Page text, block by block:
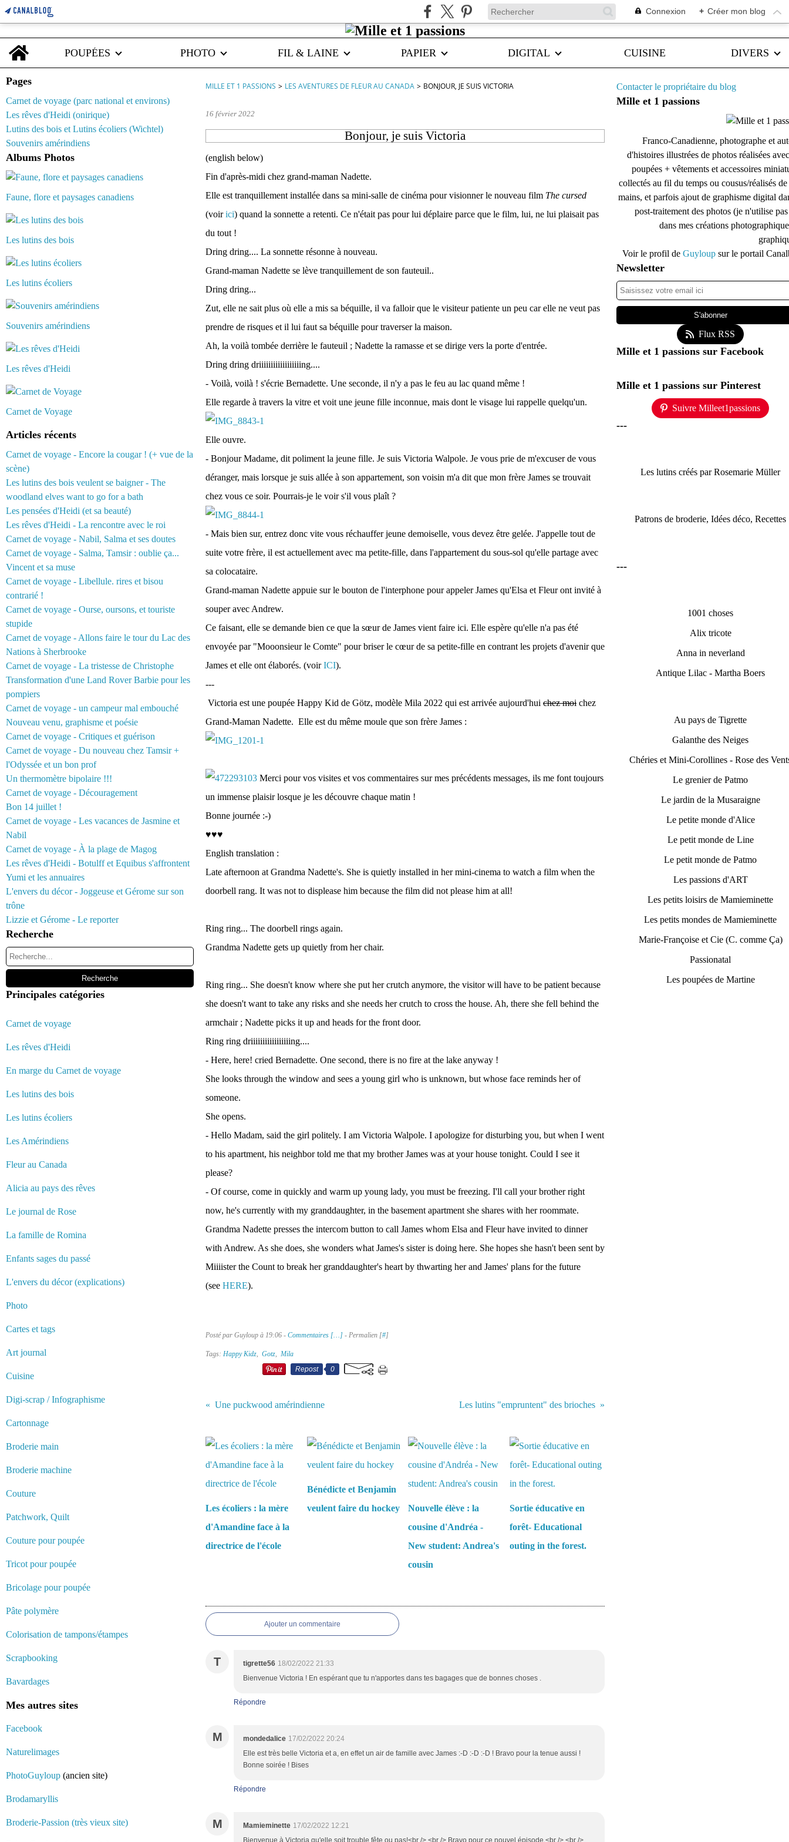
Connexion + Créer mon blog
Home
POUPÉES
PHOTO FIL & LAINE PAPIER DIGITAL CUISINE DIVERS
Pages
Carnet de voyage (parc national et environs)
Les rêves d'Heidi (onirique)
Lutins des bois et Lutins écoliers (Wichtel)
Souvenirs amérindiens
Albums Photos
Faune, flore et paysages canadiens
Les lutins des bois
Les lutins écoliers
Souvenirs amérindiens
Les rêves d'Heidi
Carnet de Voyage
Articles récents
Carnet de voyage - Encore la cougar ! (+ vue de la
scène)
Les lutins des bois veulent se baigner - The
woodland elves want to go for a bath
Les pensées d'Heidi (et sa beauté)
Les rêves d'Heidi - La rencontre avec le roi
Carnet de voyage - Nabil, Salma et ses doutes
Carnet de voyage - Salma, Tamsir : oublie ça...
Vincent et sa muse
Carnet de voyage - Libellule. rires et bisou
contrarié !
Carnet de voyage - Ourse, oursons, et touriste
stupide
Carnet de voyage - Allons faire le tour du Lac des
Nations à Sherbrooke
Carnet de voyage - La tristesse de Christophe
Transformation d'une Land Rover Barbie pour les
pompiers
Carnet de voyage - un campeur mal embouché
Nouveau venu, graphisme et poésie
Carnet de voyage - Critiques et guérison
Carnet de voyage - Du nouveau chez Tamsir +
l'Odyssée et un bon prof
Un thermomètre bipolaire !!!
Carnet de voyage - Découragement
Bon 14 juillet !
Carnet de voyage - Les vacances de Jasmine et
Nabil
Carnet de voyage - À la plage de Magog
Les rêves d'Heidi - Botulff et Equibus s'affrontent
Yumi et les annuaires
L'envers du décor - Joggeuse et Gérome sur son
trône
Lizzie et Gérome - Le reporter
Recherche
Principales catégories
Carnet de voyage
Les rêves d'Heidi
En marge du Carnet de voyage
Les lutins des bois
Les lutins écoliers
Les Amérindiens
Fleur au Canada
Alicia au pays des rêves
Le journal de Rose
La famille de Romina
Enfants sages du passé
L'envers du décor (explications)
Photo
Cartes et tags
Art journal
Cuisine
Digi-scrap / Infographisme
Cartonnage
Broderie main
Broderie machine
Couture
Patchwork, Quilt
Couture pour poupée
Tricot pour poupée
Bricolage pour poupée
Pâte polymère
Colorisation de tampons/étampes
Scrapbooking
Bavardages
Mes autres sites
Facebook
Naturelimages
PhotoGuyloup (ancien site)
Brodamaryllis
Broderie-Passion (très vieux site)
MILLE ET 1 PASSIONS > LES AVENTURES DE FLEUR AU CANADA > BONJOUR, JE SUIS VICTORIA
16 février 2022
Bonjour, je suis Victoria
(english below)
Fin d'après-midi chez grand-maman Nadette.
Elle est tranquillement installée dans sa mini-salle de cinéma pour visionner le nouveau film The cursed
(voirici) quand la sonnette a retenti. Ce n'était pas pour lui déplaire parce que le film, lui, ne lui plaisait pas
du tout !
Dring dring.... La sonnette résonne à nouveau.
Grand-maman Nadette se lève tranquillement de son fauteuil..
Dring dring...
Zut, elle ne sait plus où elle a mis sa béquille, il va falloir que le visiteur patiente un peu car elle ne veut pas
prendre de risques et il lui faut sa béquille pour traverser la maison.
Ah, la voilà tombée derrière le fauteuil ; Nadette la ramasse et se dirige vers la porte d'entrée.
Dring dring driiiiiiiiiiiiiiiiiing....
- Voilà, voilà ! s'écrie Bernadette. Une seconde, il n'y a pas le feu au lac quand même !
Elle regarde à travers la vitre et voit une jeune fille inconnue, mais dont le visage lui rappelle quelqu'un.
Elle ouvre.
- Bonjour Madame, dit poliment la jeune fille. Je suis Victoria Walpole. Je vous prie de m'excuser de vous
déranger, mais lorsque je suis allée à son appartement, son voisin m'a dit que mon frère James se trouvait
chez vous ce soir. Pourrais-je le voir s'il vous plaît ?
- Mais bien sur, entrez donc vite vous réchauffer jeune demoiselle, vous devez être gelée. J'appelle tout de
suite votre frère, il est actuellement avec ma petite-fille, dans l'appartement du sous-sol qu'elle partage avec
sa colocataire.
Grand-maman Nadette appuie sur le bouton de l'interphone pour appeler James qu'Elsa et Fleur ont invité à
souper avec Andrew.
Ce faisant, elle se demande bien ce que la sœur de James vient faire ici. Elle espère qu'elle n'a pas été
envoyée par "Mooonsieur le Comte" pour briser le cœur de sa petite-fille en contrant les projets d'avenir que
James et elle ont élaborés. (voirICI).
---
Victoria est une poupée Happy Kid de Götz, modèle Mila 2022 qui est arrivée aujourd'hui chez moi chez
Grand-Maman Nadette. Elle est du même moule que son frère James :
Merci pour vos visites et vos commentaires sur mes précédents messages, ils me font toujours
un immense plaisir losque je les découvre chaque matin !
Bonne journée :-)
♥♥♥
English translation :
Late afternoon at Grandma Nadette's. She is quietly installed in her mini-cinema to watch a film when the
doorbell rang. It was not to displease him because the film did not please him at all!
Ring ring... The doorbell rings again.
Grandma Nadette gets up quietly from her chair.
Ring ring... She doesn't know where she put her crutch anymore, the visitor will have to be patient because
she doesn't want to take any risks and she needs her crutch to cross the house. Ah, there she fell behind the
armchair ; Nadette picks it up and heads for the front door.
Ring ring driiiiiiiiiiiiiiiiing....
- Here, here! cried Bernadette. One second, there is no fire at the lake anyway !
She looks through the window and sees a young girl who is unknown, but whose face reminds her of
someone.
She opens.
- Hello Madam, said the girl politely. I am Victoria Walpole. I apologize for disturbing you, but when I went
to his apartment, his neighbor told me that my brother James was at your house tonight. Could I see it
please?
- Of course, come in quickly and warm up young lady, you must be freezing. I'll call your brother right
now, he's currently with my granddaughter, in the basement apartment she shares with her roommate.
Grandma Nadette presses the intercom button to call James whom Elsa and Fleur have invited to dinner
with Andrew. As she does, she wonders what James's sister is doing here. She hopes she hasn't been sent by
Miiiister the Count to break her granddaughter's heart by thwarting her and James' plans for the future
(see HERE).
Posté par Guyloup à 19:06 - Commentaires […] - Permalien [#]
Tags: Happy Kidz, Gotz, Mila
Repost
0
Une puckwood amérindienne Les lutins "empruntent" des brioches
Les écoliers : la mère
d'Amandine face à la
directrice de l'école
Bénédicte et Benjamin
veulent faire du hockey
Nouvelle élève : la
cousine d'Andréa -
New student: Andrea's
cousin
Sortie éducative en
forêt- Educational
outing in the forest.
Ajouter un commentaire
T tigrette56 18/02/2022 21:33
Bienvenue Victoria ! En espérant que tu n'apportes dans tes bagages que de bonnes choses .
Répondre
M mondedalice 17/02/2022 20:24
Elle est très belle Victoria et a, en effet un air de famille avec James :-D :-D :-D ! Bravo pour la tenue aussi !
Bonne soirée ! Bises
Répondre
M Mamieminette 17/02/2022 12:21
Bienvenue à Victoria qu'elle soit trouble fête ou pas!<br /> <br /> Bravo pour ce nouvel épisode.<br /> <br />
Contacter le propriétaire du blog
Mille et 1 passions
Franco-Canadienne, photographe et
d'histoires illustrées de photos réalisées
poupées + vêtements et accessoires
collectés au fil du temps ou cousus/réalisés de
mains, et parfois ajout de graphisme digital
post-traitement des photos (je n'utilise
dans mes créations
Voir le profil de Guyloup sur le portail
Newsletter
Flux RSS
Mille et 1 passions sur Facebook
Mille et 1 passions sur Pinterest
Suivre Milleet1passions
---
Les lutins créés par Rosemarie Müller
Patrons de broderie, Idées déco, Recettes
---
1001 choses
Alix tricote
Anna in neverland
Antique Lilac - Martha Boers
Au pays de Tigrette
Galanthe des Neiges
Chéries et Mini-Corollines - Rose des
Le grenier de Patmo
Le jardin de la Musaraigne
Le petite monde d'Alice
Le petit monde de Line
Le petit monde de Patmo
Les passions d'ART
Les petits loisirs de Mamieminette
Les petits mondes de Mamieminette
Marie-Françoise et Cie (C. comme Ça)
Passionatal
Les poupées de Martine